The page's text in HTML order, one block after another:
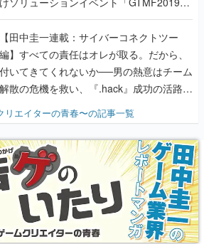
付いてきてくれないか──男の熱意はチーム
解散の危機を救い、『.hack』成功の活路を
開く。業界の快男児・松山 洋に流れる血は
『少年ジャンプ』色だった【若ゲのいた
り】
リエイターの青春〜の記事一覧
Youtube
RSS